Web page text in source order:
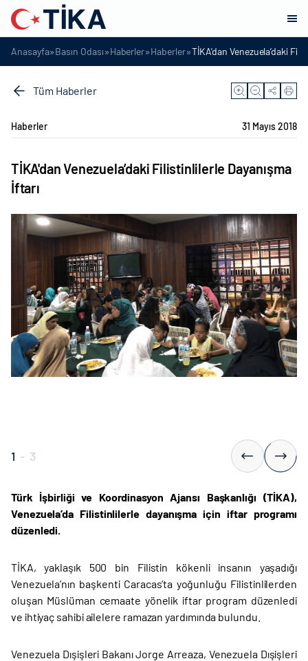
Anasayfa»Basın Odası»Haberler»Haberler»TİKA'dan Venezuela’daki
Tüm Haberler
Haberler 31 Mayıs 2018
TİKA'dan Venezuela’daki Filistinlilerle Dayanışma
İftarı
1 - 3
Türk İşbirliği ve Koordinasyon Ajansı Başkanlığı (TİKA),
Venezuela’da Filistinlilerle dayanışma için iftar programı
düzenledi.
TİKA, yaklaşık 500 bin Filistin kökenli insanın yaşadığı
Venezuela’nın başkenti Caracas’ta yoğunluğu Filistinlilerden
oluşan Müslüman cemaate yönelik iftar program düzenledi
ve ihtiyaç sahibi ailelere ramazan yardımında bulundu.
Venezuela Dışişleri Bakanı Jorge Arreaza, Venezuela Dışişleri